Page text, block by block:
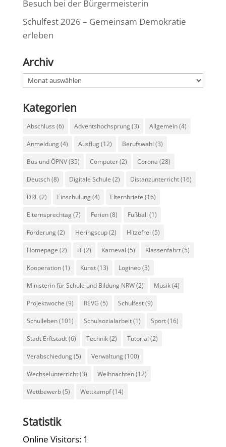
Besuch bei der Bürgermeisterin
Schulfest 2026 – Gemeinsam Demokratie
erleben
Archiv
Archiv
Kategorien
Abschluss (6) Adventshochsprung(3) Allgemein(4)
Anmeldung(4) Ausflug(12) Berufswahl (3)
Bus und ÖPNV(35) Computer(2) Corona (28)
Deutsch(8) Digitale Schule (2) Distanzunterricht(16)
DRL(2) Einschulung(4) Elternbriefe (16)
Elternsprechtag(7) Ferien(8) Fußball (1)
Förderung(2) Heringscup(2) Hitzefrei (5)
Homepage (2) IT(2) Karneval (5) Klassenfahrt(5)
Kooperation(1) Kunst(13) Logineo(3)
Ministerin für Schule und Bildung NRW(2) Musik(4)
Projektwoche (9) REVG (5) Schulfest(9)
Schulleben(101) Schulsozialarbeit(1) Sport(16)
Stadt Erftstadt(6) Technik(2) Tutorial (2)
Verabschiedung(5) Verwaltung(100)
Wechselunterricht(3) Weihnachten(12)
Wettbewerb(5) Wettkampf(14)
Statistik
Online Visitors: 1